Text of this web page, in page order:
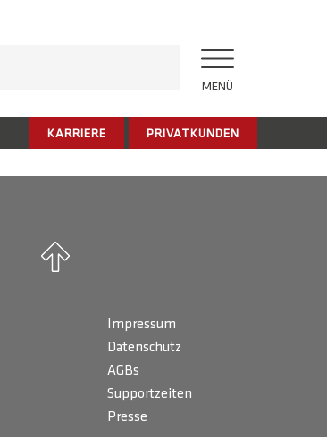
MENÜ
KARRIERE PRIVATKUNDEN
Impressum
Datenschutz
AGBs
Supportzeiten
Presse